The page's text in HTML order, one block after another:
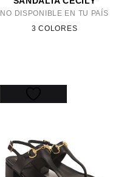
NO DISPONIBLE EN TU PAÍS
3 COLORES